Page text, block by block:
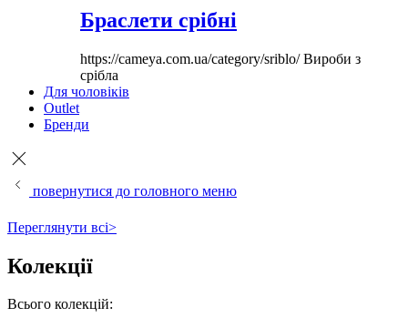
Браслети срібні
https://cameya.com.ua/category/sriblo/Вироби з
срібла
Для чоловіків
Outlet
Бренди
повернутися до головного меню
Переглянути всі>
Колекції
Всього колекцій: